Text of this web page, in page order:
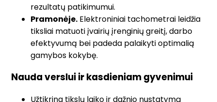
rezultatų patikimumui.
Pramonėje. Elektroniniai tachometrai leidžia
tiksliai matuoti įvairių įrenginių greitį, darbo
efektyvumą bei padeda palaikyti optimalią
gamybos kokybę.
Nauda verslui ir kasdieniam gyvenimui
Užtikrina tikslų laiko ir dažnio nustatymą